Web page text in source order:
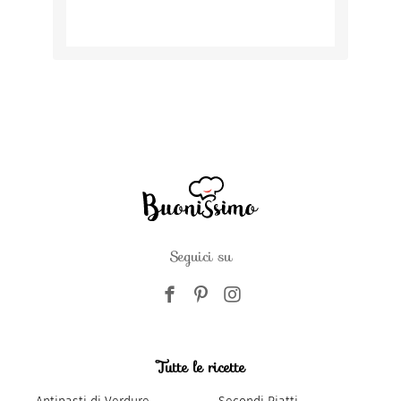
Seguici su
Tutte le ricette